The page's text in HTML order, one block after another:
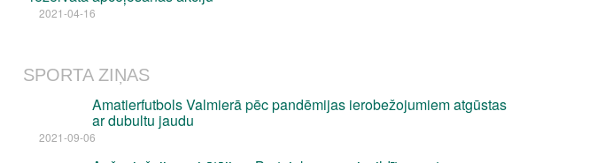
2021-04-16
SPORTA ZIŅAS
Amatierfutbols Valmierā pēc pandēmijas ierobežojumiem atgūstas
ar dubultu jaudu
2021-09-06